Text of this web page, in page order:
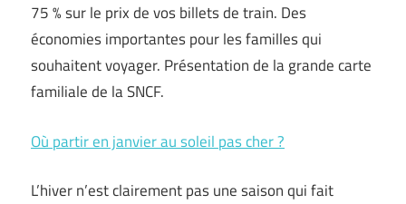
75 % sur le prix de vos billets de train. Des
économies importantes pour les familles qui
souhaitent voyager. Présentation de la grande carte
familiale de la SNCF.
Où partir en janvier au soleil pas cher ?
L’hiver n’est clairement pas une saison qui fait